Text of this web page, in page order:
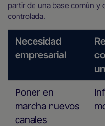
partir de una base común y
controlada.
Necesidad
empresarial
Poner en
marcha nuevos
canales